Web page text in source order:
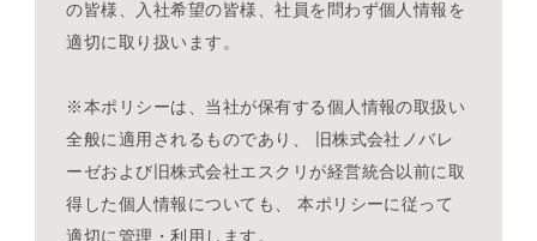
の皆様、入社希望の皆様、社員を問わず個人情報を
適切に取り扱います。
※本ポリシーは、当社が保有する個人情報の取扱い
全般に適用されるものであり、 旧株式会社ノバレ
ーゼおよび旧株式会社エスクリが経営統合以前に取
得した個人情報についても、 本ポリシーに従って
適切に管理・利用します。